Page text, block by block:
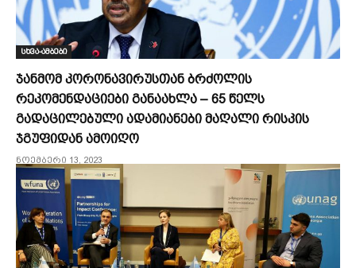
სხვა-ამბები
ჯანმომ კორონავირუსთან ბრძოლის
რეკომენდაციები განაახლა – 65 წელს
გადაცილებული ადამიანები მაღალი რისკის
ჯგუფიდან ამოიღო
ნოემბერი 13, 2023